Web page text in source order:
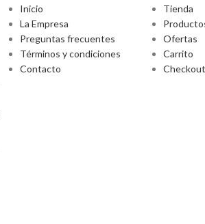
Inicio
La Empresa
Preguntas frecuentes
Términos y condiciones
Contacto
Tienda
Ofertas
Carrito
Checkout